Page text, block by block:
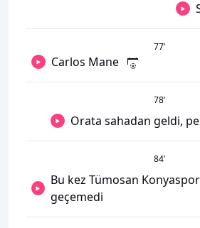
77’
Carlos Mane
78’
Orata sahadan geldi,
84’
Bu kez Tümosan
geçemedi